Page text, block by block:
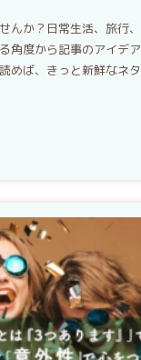
んか？日常生活、旅行
角度から記事のアイデ
めば、きっと新鮮なネ